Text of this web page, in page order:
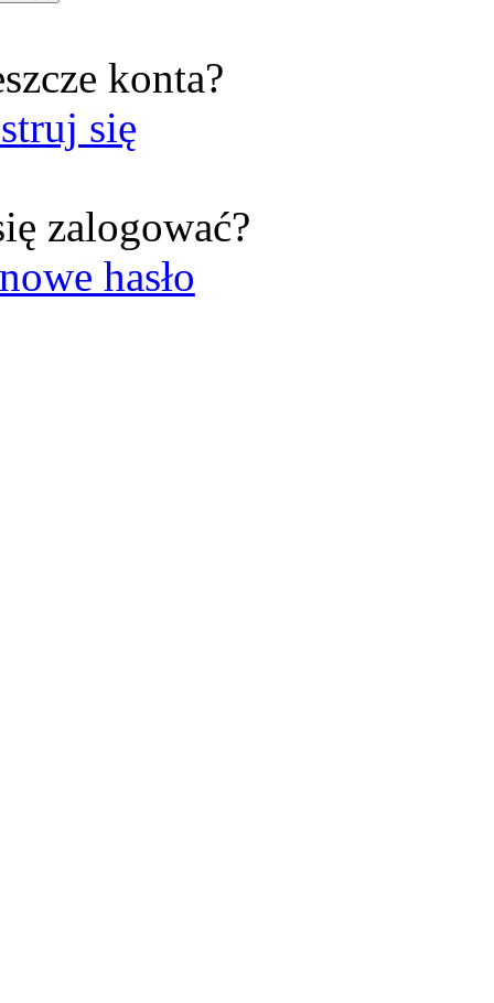
konta?
się
zalogować?
hasło